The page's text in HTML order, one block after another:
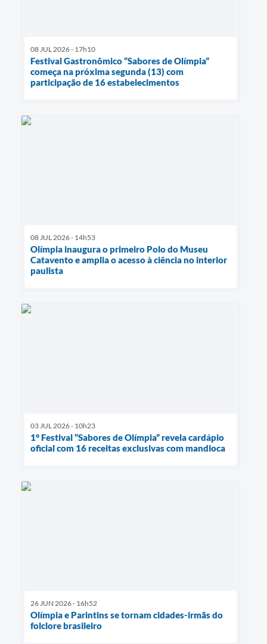
08 JUL 2026 - 17h10
Festival Gastronômico “Sabores de Olímpia”
começa na próxima segunda (13) com
participação de 16 estabelecimentos
08 JUL 2026 - 14h53
Olímpia inaugura o primeiro Polo do Museu
Catavento e amplia o acesso à ciência no interior
paulista
03 JUL 2026 - 10h23
1° Festival “Sabores de Olímpia” revela cardápio
oficial com 16 receitas exclusivas com mandioca
26 JUN 2026 - 16h52
Olímpia e Parintins se tornam cidades-irmãs do
folclore brasileiro